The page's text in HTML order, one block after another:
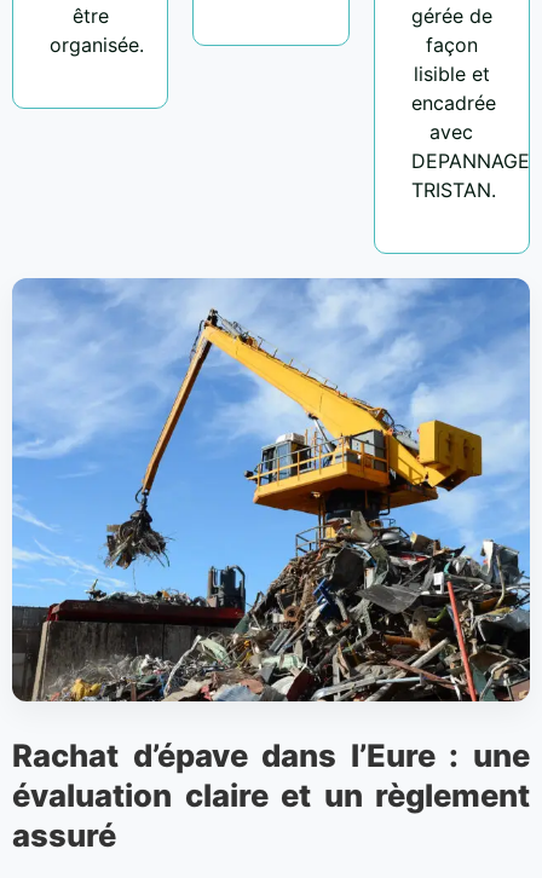
être
organisée.
gérée de
façon
lisible et
encadrée
avec
DEPANNAGE
TRISTAN.
Rachat d’épave dans l’Eure : une
évaluation claire et un règlement
assuré